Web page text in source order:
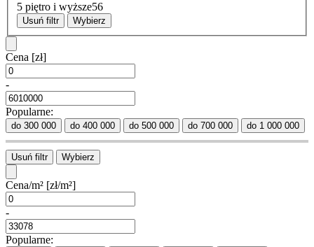
5 piętro i wyższe56
Usuń filtr Wybierz
Cena [zł]
-
Popularne:
do 300 000 do 400 000 do 500 000 do 700 000 do 1 000 000
Usuń filtr Wybierz
Cena/m² [zł/m²]
-
Popularne: